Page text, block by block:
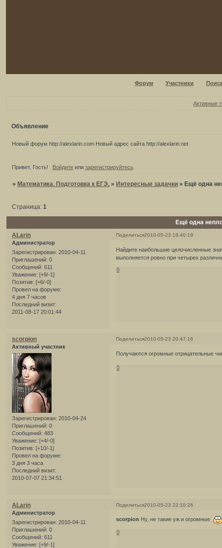
Форум Участники
Активные
Объявление
Новый форум http://alexlarin.com Новый адрес сайта http://alexlarin.net
Привет, Гость! Войдитеили зарегистрируйтесь.
»Математика. Подготовка к ЕГЭ. »Интересные задачки »Ещё одна
Ещё одна
Страница: 1
Поделиться2010-05-23 18:40:19
ALarin
Администратор
Зарегистрирован: 2010-04-11
Приглашений: 0
Сообщений: 611
Уважение: [+9/-1]
Позитив: [+6/-0]
Провел на форуме:
4 дня 7 часов
Последний визит:
2011-08-17 20:01:44
Найдите наибольшие целочисленные
выполняется ровно при четырех
0
Поделиться2010-05-23 20:47:16
scorpion
Активный участник
Зарегистрирован: 2010-04-24
Приглашений: 0
Сообщений: 483
Уважение: [+4/-0]
Позитив: [+10/-1]
Провел на форуме:
3 дня 3 часа
Последний визит:
2010-07-07 21:34:51
Получаются огромные отрицательные
0
Поделиться2010-05-23 22:10:26
ALarin
Администратор
Зарегистрирован: 2010-04-11
Приглашений: 0
Сообщений: 611
Уважение: [+9/-1]
scorpion Ну, не такие уж и огромные
0